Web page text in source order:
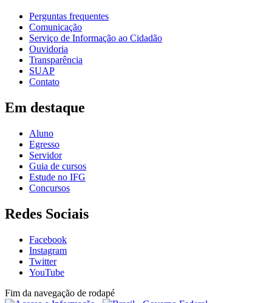
Perguntas frequentes
Comunicação
Serviço de Informação ao Cidadão
Ouvidoria
Transparência
SUAP
Contato
Em destaque
Aluno
Egresso
Servidor
Guia de cursos
Estude no IFG
Concursos
Redes Sociais
Facebook
Instagram
Twitter
YouTube
Fim da navegação de rodapé